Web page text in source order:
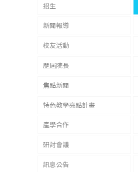
招生
新聞報導
校友活動
歷屆院長
焦點新聞
特色教學亮點計畫
產學合作
研討會議
訊息公告